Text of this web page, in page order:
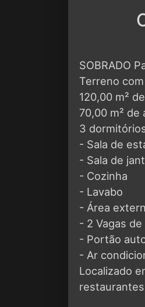
SOBRADO
Terreno
120,00 m²
70,00 m²
3
- Sala de
- Sala de
- Cozinha
- Lavabo
- Área
- 2 Vagas
- Portão
- Ar
Localizado